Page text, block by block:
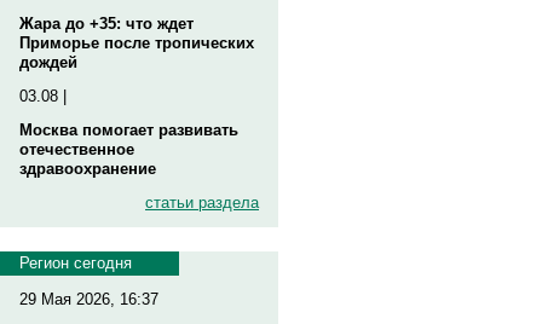
Жара до +35: что ждет
Приморье после тропических
дождей
03.08 |
Москва помогает развивать
отечественное
здравоохранение
статьи раздела
Регион сегодня
29 Мая 2026, 16:37